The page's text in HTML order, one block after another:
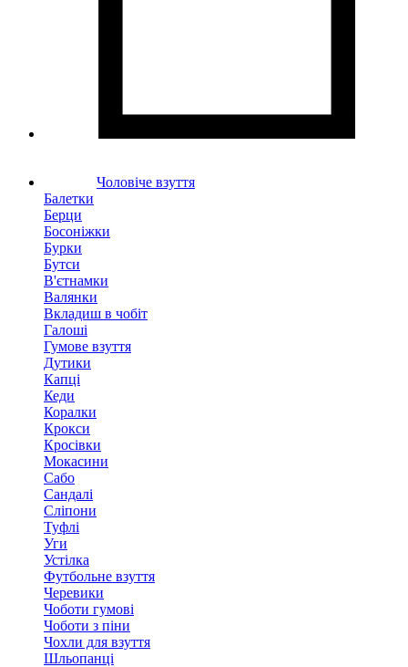
Чоловіче взуття
Балетки
Берци
Босоніжки
Бурки
Бутси
В'єтнамки
Валянки
Вкладиш в чобіт
Галоші
Гумове взуття
Дутики
Капці
Кеди
Коралки
Крокси
Кросівки
Мокасини
Сабо
Сандалі
Сліпони
Туфлі
Уги
Устілка
Футбольне взуття
Черевики
Чоботи гумові
Чоботи з піни
Чохли для взуття
Шльопанці